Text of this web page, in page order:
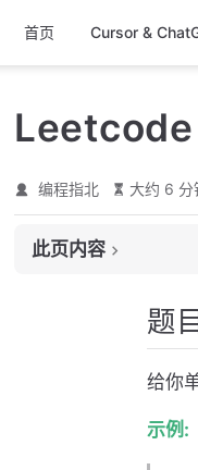
首页 Cursor &
编程指北 大约 6 分
此页内容
一. 新建节点头插法
题
给你
示例: